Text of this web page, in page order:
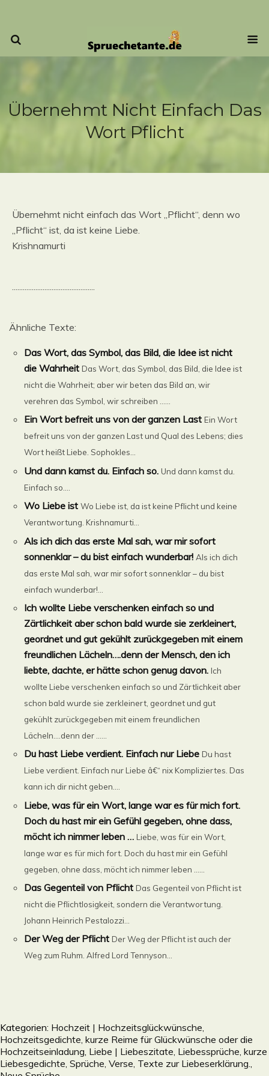
Übernehmt Nicht Einfach Das
Wort Pflicht
Übernehmt nicht einfach das Wort „Pflicht“, denn wo
„Pflicht“ ist, da ist keine Liebe.
Krishnamurti
..............................................
Ähnliche Texte:
Das Wort, das Symbol, das Bild, die Idee ist nicht
die Wahrheit Das Wort, das Symbol, das Bild, die Idee ist
nicht die Wahrheit; aber wir beten das Bild an, wir
verehren das Symbol, wir schreiben ......
Ein Wort befreit uns von der ganzen Last Ein Wort
befreit uns von der ganzen Last und Qual des Lebens; dies
Wort heißt Liebe. Sophokles...
Und dann kamst du. Einfach so. Und dann kamst du.
Einfach so....
Wo Liebe ist Wo Liebe ist, da ist keine Pflicht und keine
Verantwortung. Krishnamurti...
Als ich dich das erste Mal sah, war mir sofort
sonnenklar – du bist einfach wunderbar! Als ich dich
das erste Mal sah, war mir sofort sonnenklar – du bist
einfach wunderbar!...
Ich wollte Liebe verschenken einfach so und
Zärtlichkeit aber schon bald wurde sie zerkleinert,
geordnet und gut gekühlt zurückgegeben mit einem
freundlichen Lächeln….denn der Mensch, den ich
liebte, dachte, er hätte schon genug davon. Ich
wollte Liebe verschenken einfach so und Zärtlichkeit aber
schon bald wurde sie zerkleinert, geordnet und gut
gekühlt zurückgegeben mit einem freundlichen
Lächeln….denn der ......
Du hast Liebe verdient. Einfach nur Liebe Du hast
Liebe verdient. Einfach nur Liebe â€“ nix Kompliziertes. Das
kann ich dir nicht geben....
Liebe, was für ein Wort, lange war es für mich fort.
Doch du hast mir ein Gefühl gegeben, ohne dass,
möcht ich nimmer leben … Liebe, was für ein Wort,
lange war es für mich fort. Doch du hast mir ein Gefühl
gegeben, ohne dass, möcht ich nimmer leben ......
Das Gegenteil von Pflicht Das Gegenteil von Pflicht ist
nicht die Pflichtlosigkeit, sondern die Verantwortung.
Johann Heinrich Pestalozzi...
Der Weg der Pflicht Der Weg der Pflicht ist auch der
Weg zum Ruhm. Alfred Lord Tennyson...
Kategorien: Hochzeit | Hochzeitsglückwünsche,
Hochzeitsgedichte, kurze Reime für Glückwünsche oder die
Hochzeitseinladung Liebe | Liebeszitate, Liebessprüche, kurze
Liebesgedichte, Sprüche, Verse, Texte zur Liebeserklärung.